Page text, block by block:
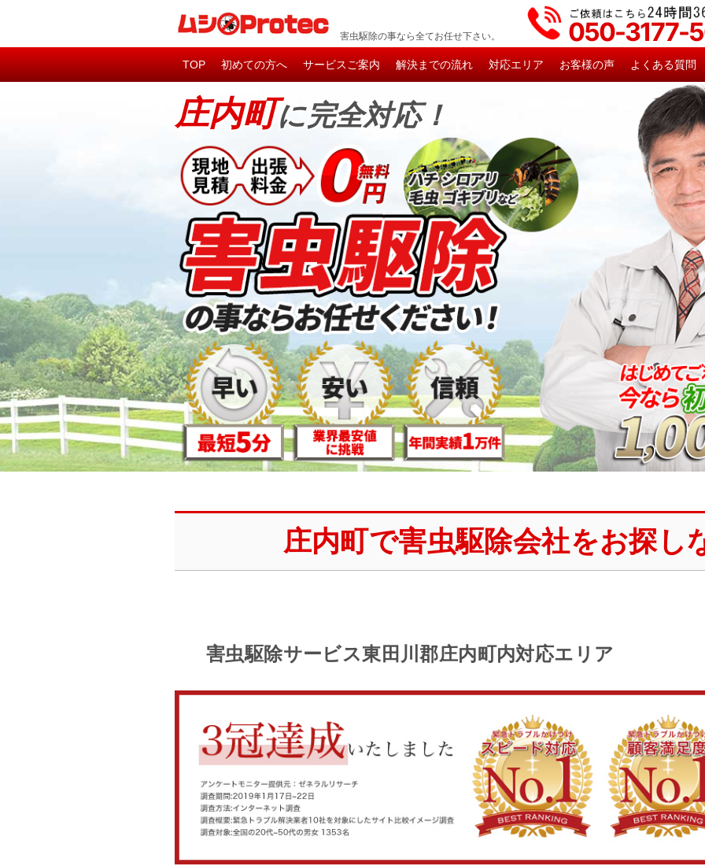
害虫駆除の事なら全てお任せ下さい。 050-3177-
TOP 初めての方へ サービスご案内 解決までの流れ 対応エリア お客様の声 よくある質問
庄内町に完全対応！
庄内町で害虫駆除会社をお探し
害虫駆除サービス東田川郡庄内町内対応エリア